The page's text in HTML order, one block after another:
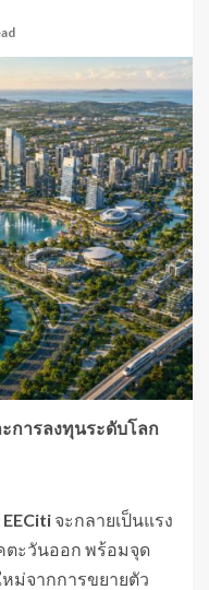
การลงทุนระดับโลก
EECiti จะกลายเป็นแรง
ะวันออก พร้อมจุด
ม่จากการขยายตัว